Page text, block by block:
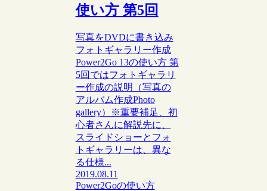
使い方 第5回
写真をDVDに書き込み
フォトギャラリー作成
Power2Go 13の使い方 第
5回ではフォトギャラリ
ー作成の説明（写真の
アルバム作成Photo
gallery）※重要補足、初
心者さんに解説先に、
スライドショーとフォ
トギャラリーは、異な
る仕様...
2019.08.11
Power2Goの使い方